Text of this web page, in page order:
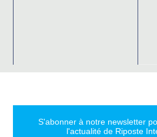
S'abonner à notre newsletter
l'actualité de Riposte